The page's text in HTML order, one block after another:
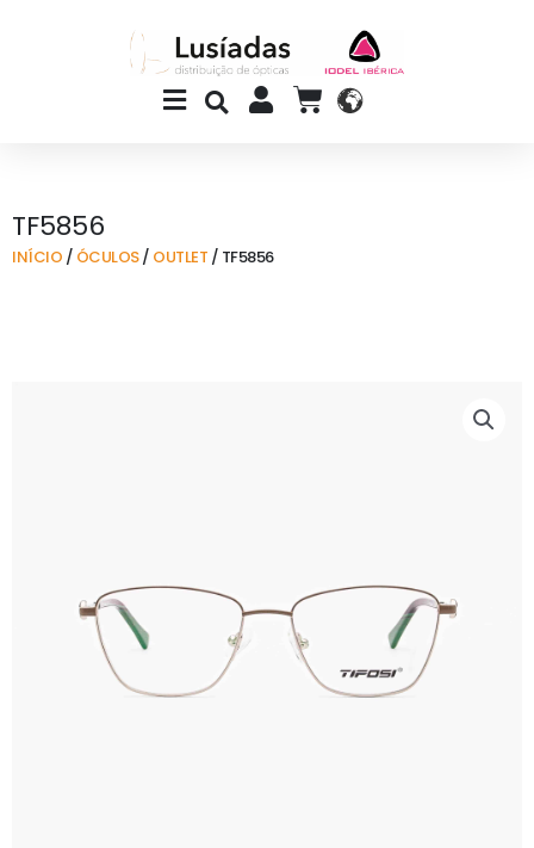
Main
Menu
CART
TF5856
INÍCIO / ÓCULOS/ OUTLET / TF5856